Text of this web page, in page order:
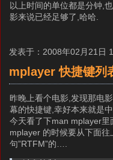
以上时间的单位都是分钟,
影来说已经足够了,哈哈.
发表于：2008年02月21日
mplayer 快捷键列
昨晚上看个电影,发现那电
幕的快捷键,幸好本来就是
今天看了下man mplayer
mplayer 的时候要从下面
句”RTFM”的….